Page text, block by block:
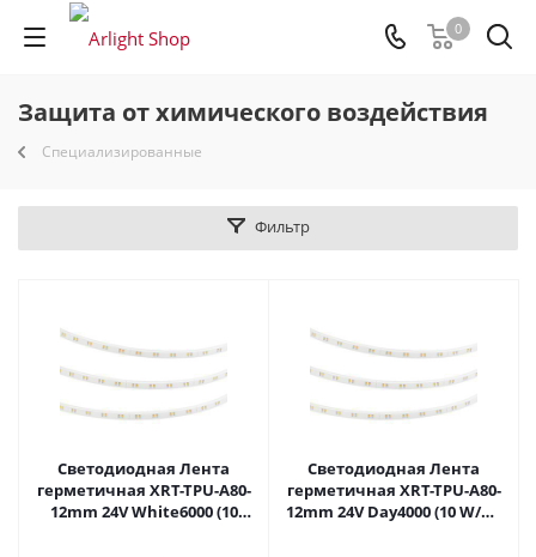
0
Защита от химического воздействия
Специализированные
Фильтр
Светодиодная Лента
герметичная XRT-TPU-A80-
12mm 24V White6000 (10
Светодиодная Лента
герметичная XRT-TPU-A80-
12mm 24V Day4000 (10 W/m,